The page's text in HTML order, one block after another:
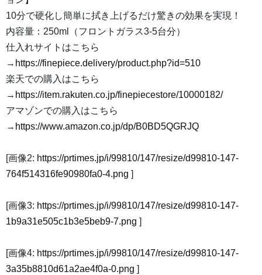
10分で硬化し簡単に拭き上げるだけ驚きの効果を実現！
内容量：250ml（フロントガラス3-5台分）
仕入れサイトはこちら
→ https://finepiece.delivery/product.php?id=510
楽天での購入はこちら
→ https://item.rakuten.co.jp/finepiecestore/10000182/
アマゾンでの購入はこちら
→ https://www.amazon.co.jp/dp/B0BD5QGRJQ
[画像2: https://prtimes.jp/i/99810/147/resize/d99810-147-
764f514316fe90980fa0-4.png ]
[画像3: https://prtimes.jp/i/99810/147/resize/d99810-147-
1b9a31e505c1b3e5beb9-7.png ]
[画像4: https://prtimes.jp/i/99810/147/resize/d99810-147-
3a35b8810d61a2ae4f0a-0.png ]